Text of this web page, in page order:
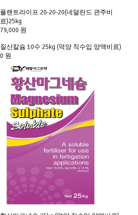
플랜트라이프 20-20-20(네덜란드 관주비
료)25kg
79,000 원
질산칼슘 10수 25kg (덕양 직수입 양액비료)
0 원